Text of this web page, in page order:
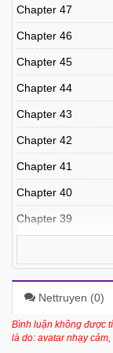
Chapter 47
Chapter 46
Chapter 45
Chapter 44
Chapter 43
Chapter 42
Chapter 41
Chapter 40
Chapter 39
Chapter 37
Chapter 36
Chapter 35
Nettruyen (0)
Bình luận không được
là do: avatar nhạy